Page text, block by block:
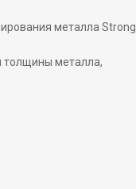
металла
толщины металла,